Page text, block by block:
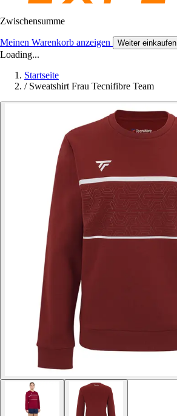
Zwischensumme
Meinen Warenkorb anzeigen Weiter einkaufen
Loading...
Startseite
/ Sweatshirt Frau Tecnifibre Team